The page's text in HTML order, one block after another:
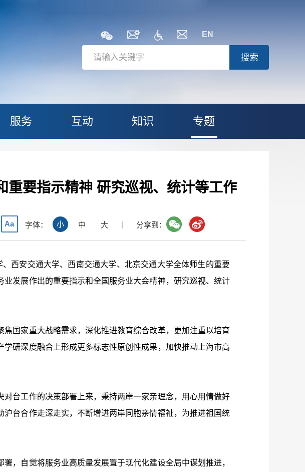
EN
搜索
服务 互动 知识 专题
重要指示精神 研究巡视、统计等工作
Aa 字体： 小 中 大 | 分享到：
西安交通大学、西南交通大学、北京交通大学全体师生的重要
发展作出的重要指示和全国服务业大会精神，研究巡视、统计
国家重大战略需求，深化推进教育综合改革，更加注重以培育
研深度融合上形成更多标志性原创性成果，加快推动上海市高
台工作的决策部署上来，秉持两岸一家亲理念，用心用情做好
台合作走深走实，不断增进两岸同胞亲情福祉，为推进祖国统
自觉将服务业高质量发展置于现代化建设全局中谋划推进，